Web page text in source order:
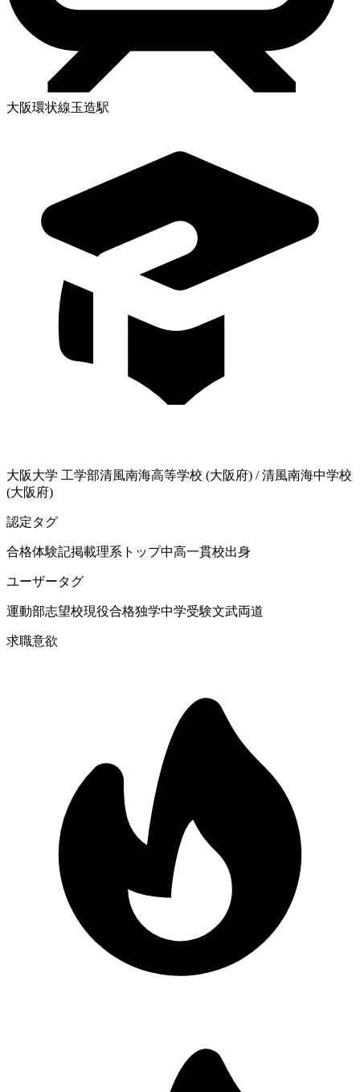
大阪環状線玉造駅
大阪大学 工学部清風南海高等学校 (大阪府) /清風南海中学校
(大阪府)
認定タグ
合格体験記掲載理系 トップ中高一貫校出身
ユーザータグ
運動部志望校現役合格独学中学受験文武両道
求職意欲